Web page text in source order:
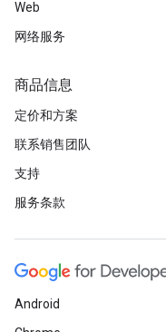
Web
网络服务
商品信息
定价和方案
联系销售团队
支持
服务条款
Android